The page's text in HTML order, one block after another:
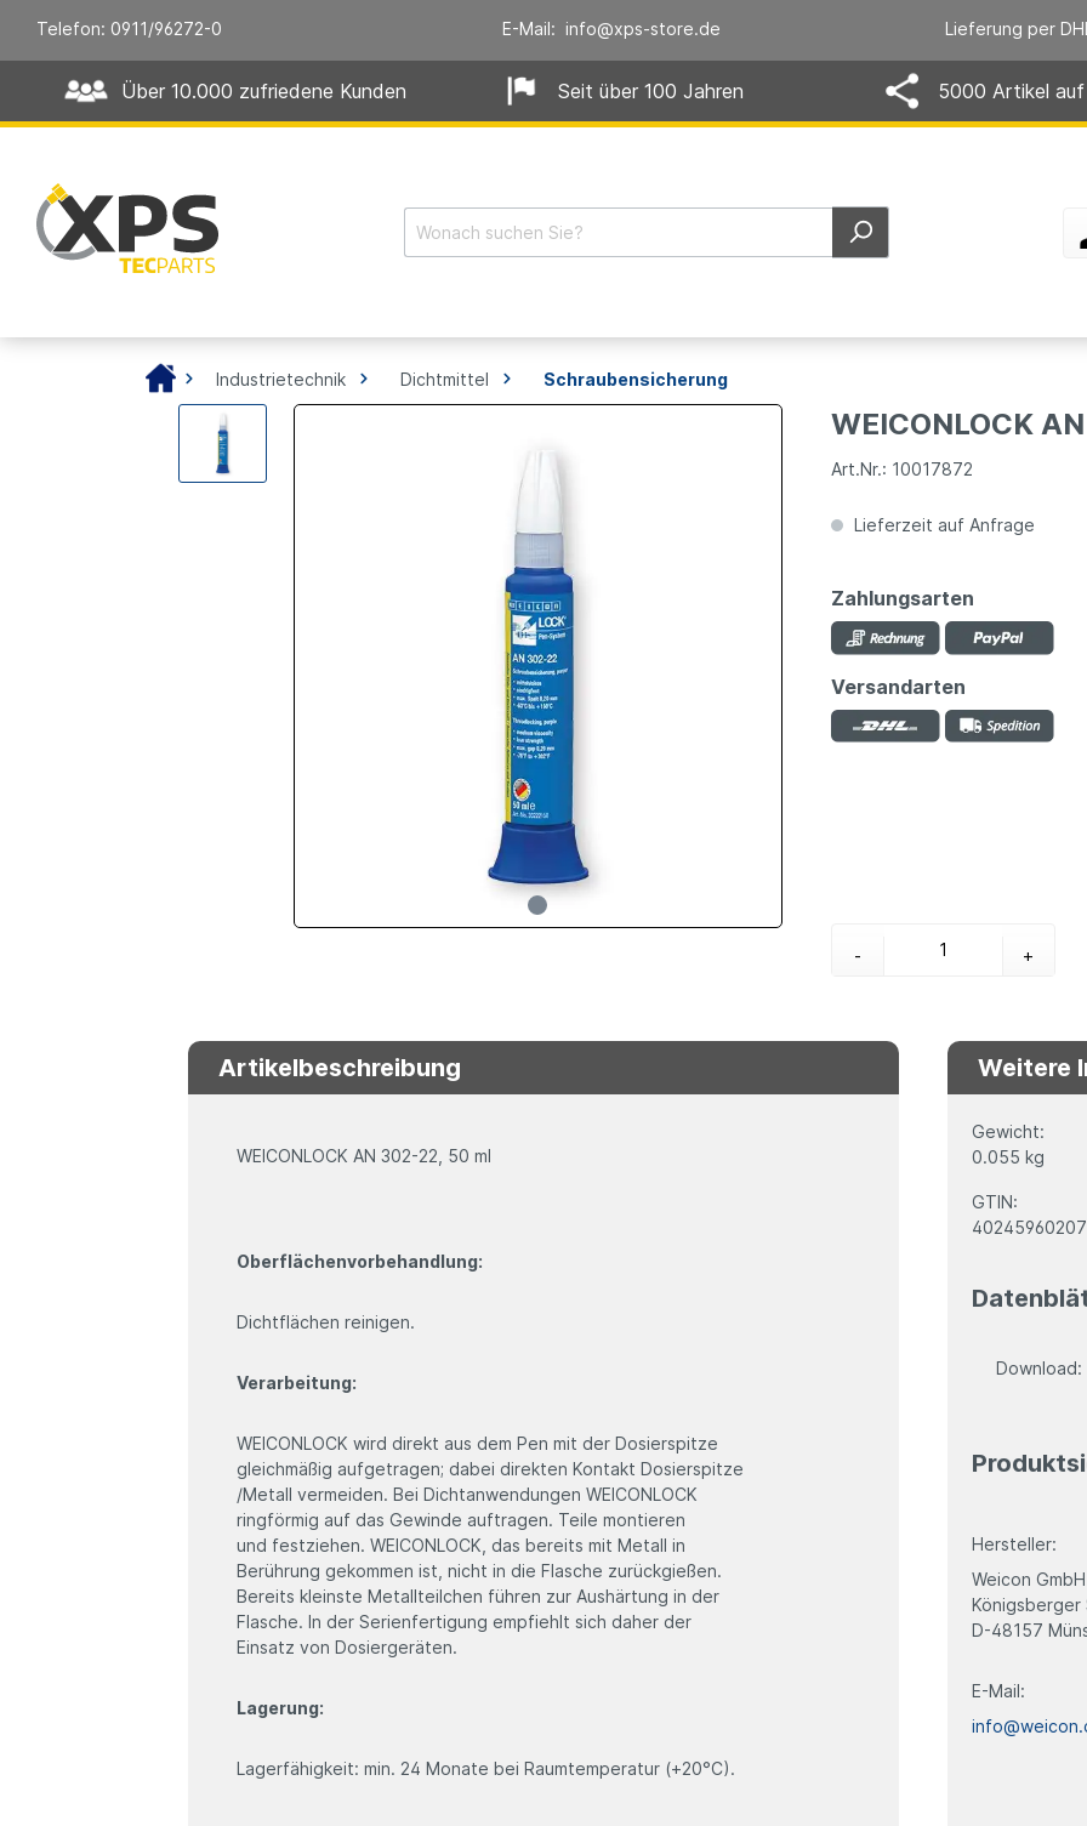
Telefon: 0911/96272-0 E-Mail: info@xps-store.de Lieferung per DHL
Über 10.000 zufriedene Kunden Seit über 100 Jahren 5000 Artikel auf
Industrietechnik Dichtmittel Schraubensicherung
WEICONLOCK
Art.Nr.: 10017872
Lieferzeit auf Anfrage
Zahlungsarten
Versandarten
- +
Artikelbeschreibung
WEICONLOCK AN 302-22, 50 ml
Oberflächenvorbehandlung:
Dichtflächen reinigen.
Verarbeitung:
WEICONLOCK wird direkt aus dem Pen mit der Dosierspitze
gleichmäßig aufgetragen; dabei direkten Kontakt Dosierspitze
/Metall vermeiden. Bei Dichtanwendungen WEICONLOCK
ringförmig auf das Gewinde auftragen. Teile montieren
und festziehen. WEICONLOCK, das bereits mit Metall in
Berührung gekommen ist, nicht in die Flasche zurückgießen.
Bereits kleinste Metallteilchen führen zur Aushärtung in der
Flasche. In der Serienfertigung empfiehlt sich daher der
Einsatz von Dosiergeräten.
Lagerung:
Lagerfähigkeit: min. 24 Monate bei Raumtemperatur (+20°C).
Weitere
Gewicht:
0.055 kg
GTIN:
Download:
Hersteller:
Weicon
Königsberger
D-48157
E-Mail: